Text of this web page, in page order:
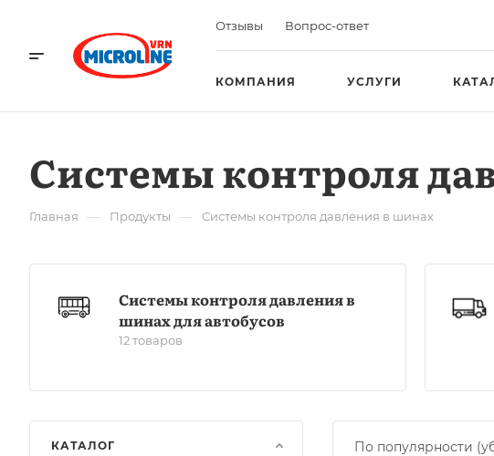
Отзывы Вопрос-ответ
КОМПАНИЯ УСЛУГИ
Системы контроля
Главная — Продукты — Системы контроля давления в шинах
Системы контроля давления в
шинах для автобусов
12 товаров
По популярности
КАТАЛОГ